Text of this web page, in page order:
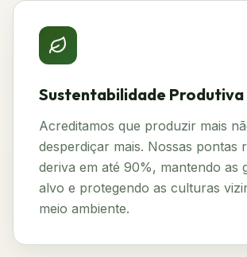
Sustentabilidade Produtiva
Acreditamos que produzir mais
desperdiçar mais. Nossas pontas
deriva em até 90%, mantendo as
alvo e protegendo as culturas
meio ambiente.